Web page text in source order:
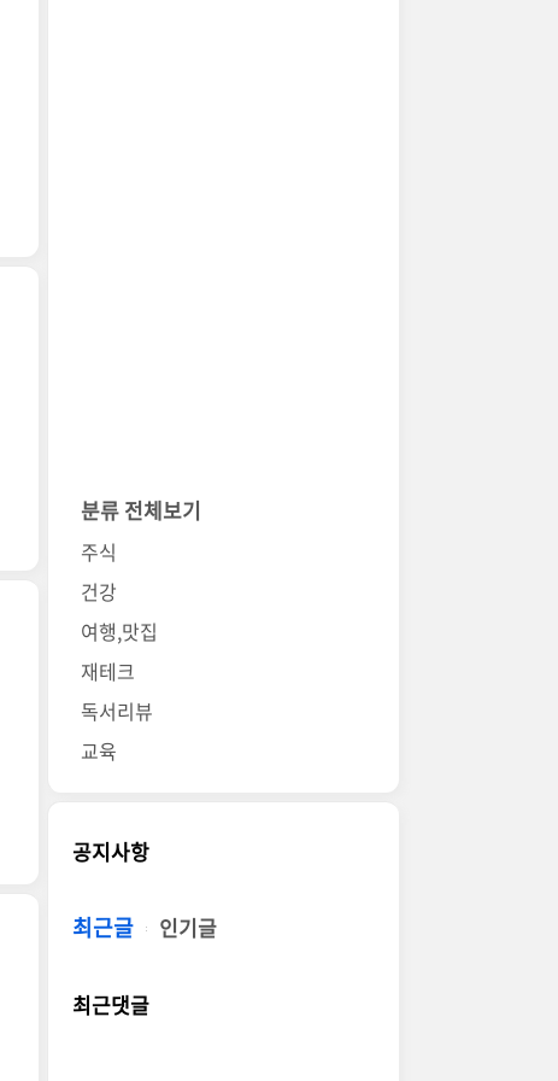
분류 전체보기
주식
건강
여행,맛집
재테크
독서리뷰
교육
공지사항
최근글 인기글
최근댓글